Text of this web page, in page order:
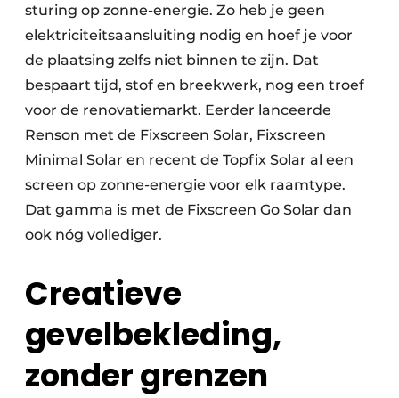
sturing op zonne-energie. Zo heb je geen
elektriciteitsaansluiting nodig en hoef je voor
de plaatsing zelfs niet binnen te zijn. Dat
bespaart tijd, stof en breekwerk, nog een troef
voor de renovatiemarkt. Eerder lanceerde
Renson met de Fixscreen Solar, Fixscreen
Minimal Solar en recent de Topfix Solar al een
screen op zonne-energie voor elk raamtype.
Dat gamma is met de Fixscreen Go Solar dan
ook nóg vollediger.
Creatieve
gevelbekleding,
zonder grenzen